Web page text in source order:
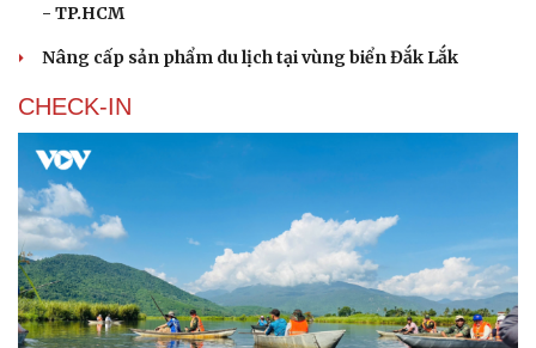
- TP.HCM
Nâng cấp sản phẩm du lịch tại vùng biển Đắk Lắk
CHECK-IN